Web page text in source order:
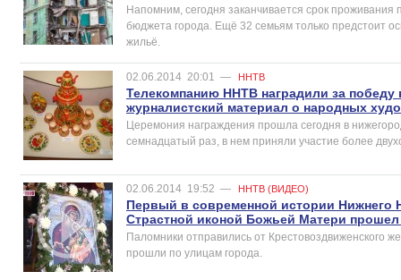
Напомним, сегодня заканчивается срок проживания
бюджета города. Ещё 32 семьям только предстоит
жильё.
02.06.2014 20:01 — ННТВ
Телекомпанию ННТВ наградили за победу
журналистский материал о народных
Церемония награждения прошла сегодня в
семнадцатый раз, в нем приняли участие более
02.06.2014 19:52 — ННТВ (ВИДЕО)
Первый в современной истории Нижнего
Страстной иконой Божьей Матери
Паломники отправились от Крестовоздвиженского
прошли по улицам города.